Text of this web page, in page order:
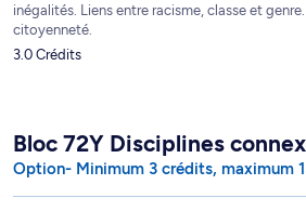
inégalités. Liens entre racisme, classe et
citoyenneté.
3.0 Crédits
Bloc 72Y Disciplines
Option- Minimum 3 crédits, maximum